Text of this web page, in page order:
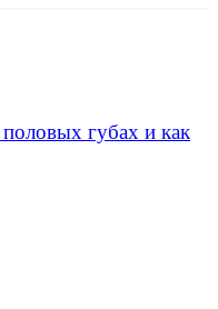
губах и как